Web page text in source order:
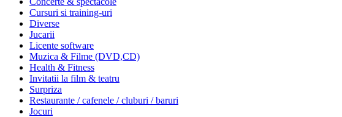
Cursuri si training-uri
Diverse
Jucarii
Licente software
Muzica & Filme (DVD,CD)
Health & Fitness
Invitatii la film & teatru
Surpriza
Restaurante / cafenele / cluburi / baruri
Jocuri